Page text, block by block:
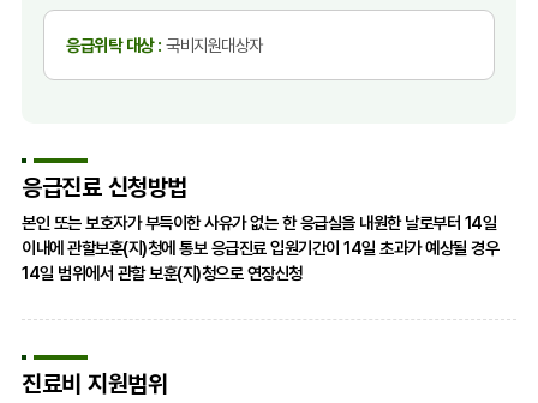
응급위탁 대상 : 국비지원대상자
응급진료 신청방법
본인 또는 보호자가 부득이한 사유가 없는 한 응급실을 내원한 날로부터 14일
이내에 관할보훈(지)청에 통보 응급진료 입원기간이 14일 초과가 예상될 경우
14일 범위에서 관할 보훈(지)청으로 연장신청
진료비 지원범위